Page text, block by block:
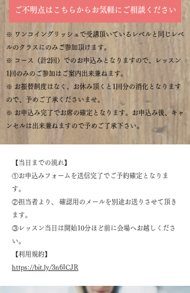
ご不明点はこちらからお気軽にご相談ください
​​※ ワンコイングリッシュで受講頂いているレベルと同じレベ
ルのクラスにのみご参加頂けます。
※ コース（計2回）でのお申込みとなりますので、レッスン
1回のみのご参加はご案内出来兼ねます。
※ お振替制度はなく、お休み頂くと1回分の消化となります
ので、予めご了承くださいませ。
※ お申込み完了でお席の確定となります。お申込み後、キャ
ンセルは出来兼ねますので予めご了承下さい。
​【当日までの流れ】
①お申込みフォームを送信完了でご予約確定となりま
す。
②担当者より、 確認用のメールを別途お送りさせて頂き
ます。
③レッスン当日は開始10分ほど前に会場へお越しくださ
い。
【利用規約】
https://bit.ly/3n6ICJR